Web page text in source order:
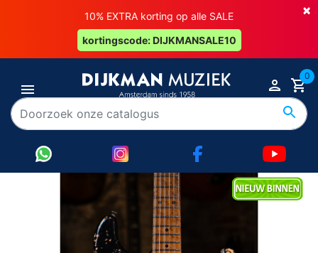
×
10% EXTRA korting op alle SALE
kortingscode: DIJKMANSALE10
0